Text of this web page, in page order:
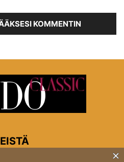
KOMMENTIN